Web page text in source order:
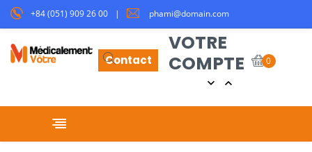
+84 (051) 909 26 00 phami@domain.com
Contact
VOTRE
COMPTE
 
0
Basculer la navigation
☰